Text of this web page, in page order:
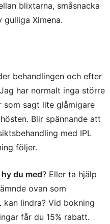
blixtarna, småsnacka
Ximena.
behandlingen och efter
har normalt inga större
som sagt lite glåmigare
Blir spännande att
med IPL
följer.
du med? Eller ta hjälp
ovan som
kan lindra? Vid bokning
får du 15% rabatt.